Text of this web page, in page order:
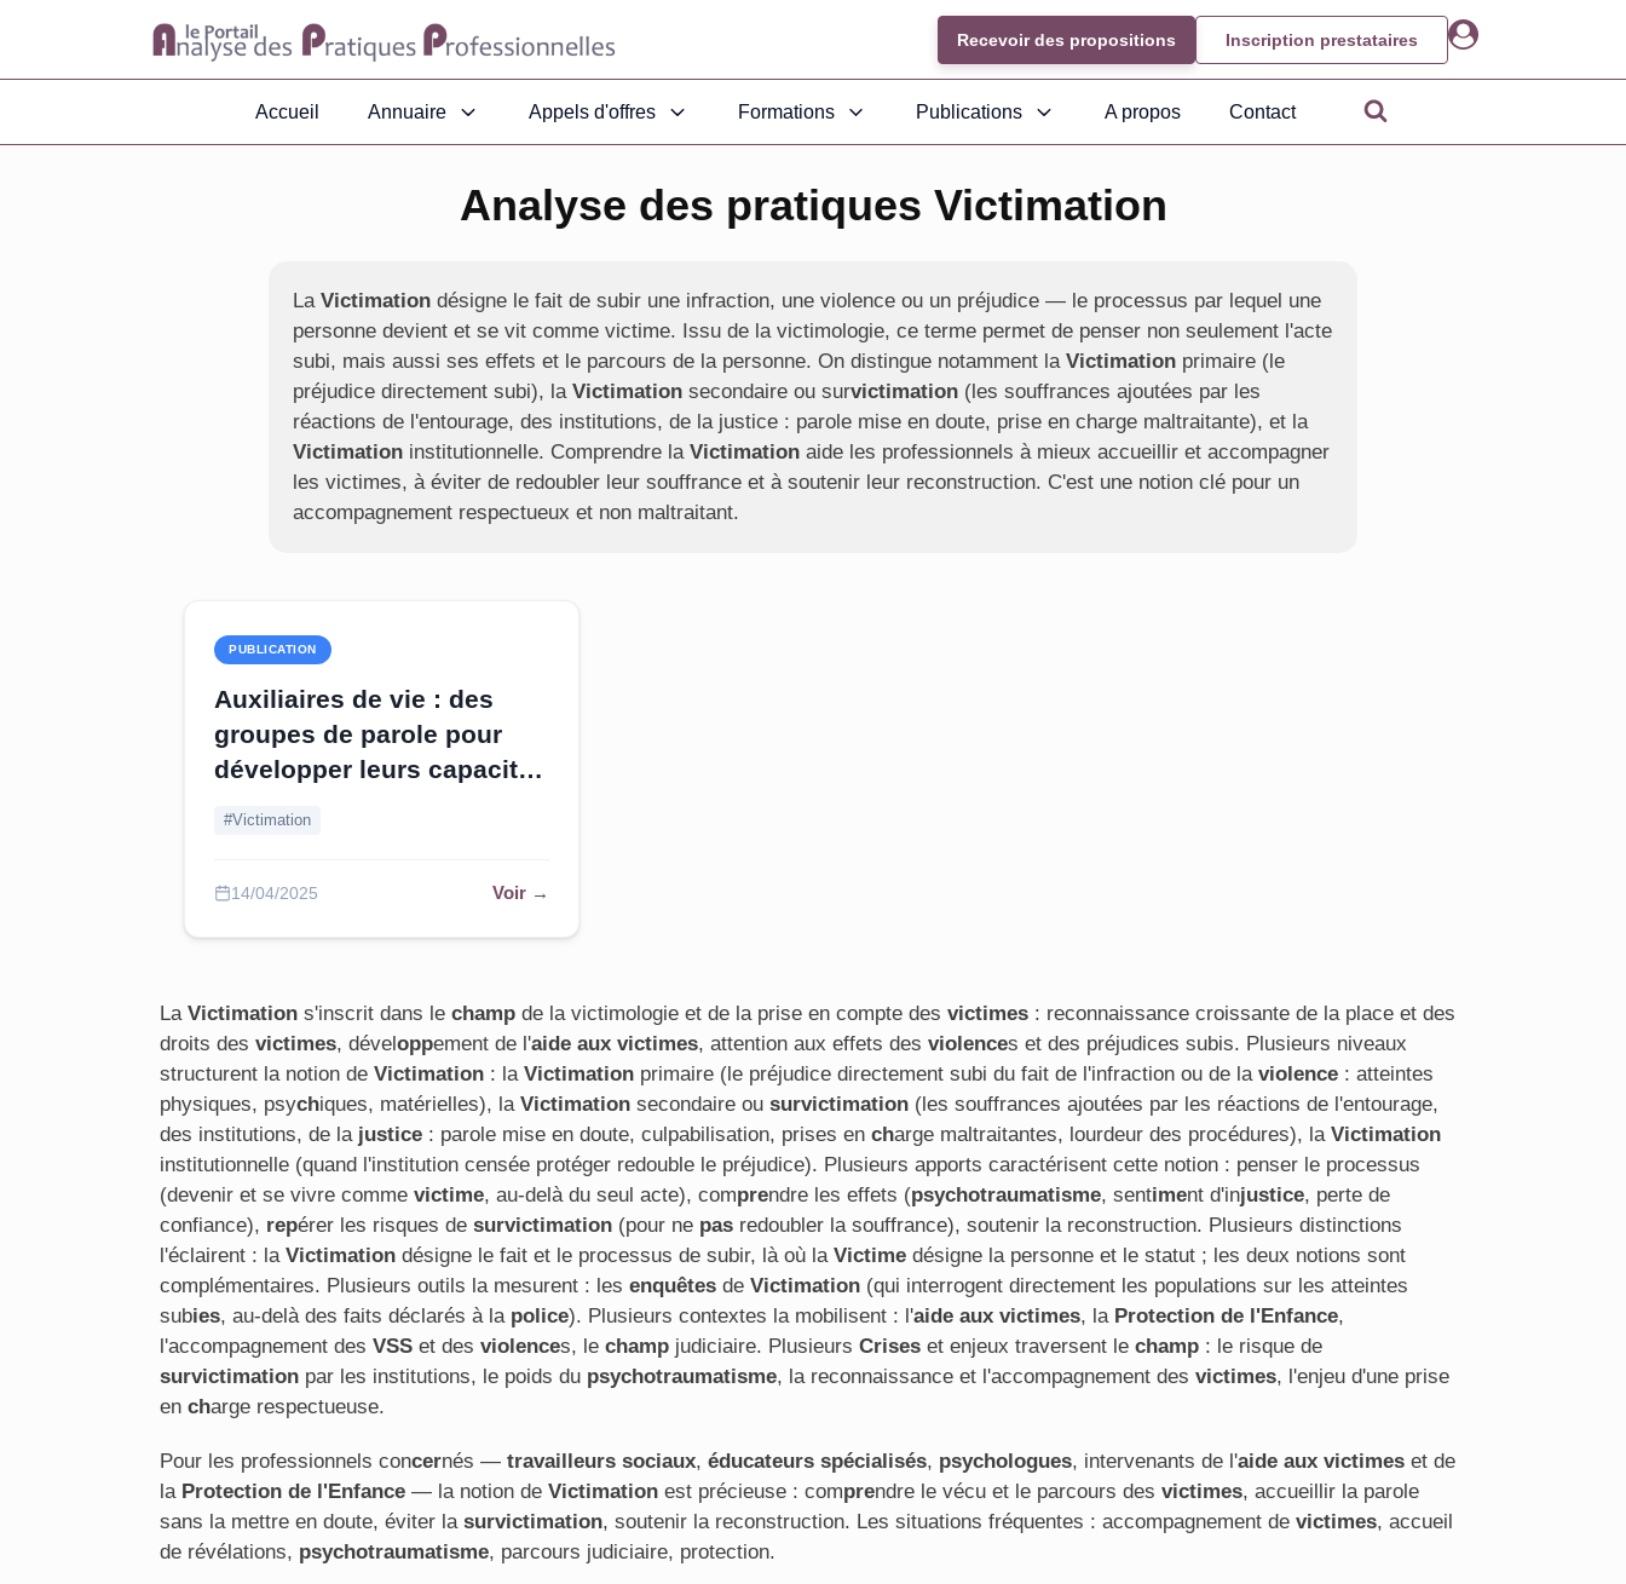
Recevoir des propositions Inscription prestataires
Accueil Annuaire Appels d'offres Formations Publications A propos Contact
Analyse des pratiques Victimation
La Victimation désigne le fait de subir une infraction, une violence ou un préjudice — le processus par lequel une
personne devient et se vit comme victime. Issu de la victimologie, ce terme permet de penser non seulement l'acte
subi, mais aussi ses effets et le parcours de la personne. On distingue notamment la Victimation primaire (le
préjudice directement subi), la Victimation secondaire ou survictimation (les souffrances ajoutées par les
réactions de l'entourage, des institutions, de la justice : parole mise en doute, prise en charge maltraitante), et la
Victimation institutionnelle. Comprendre la Victimation aide les professionnels à mieux accueillir et accompagner
les victimes, à éviter de redoubler leur souffrance et à soutenir leur reconstruction. C'est une notion clé pour un
accompagnement respectueux et non maltraitant.
PUBLICATION
Auxiliaires de vie : des
groupes de parole pour
développer leurs capacités
#Victimation
14/04/2025 Voir →
La Victimation s'inscrit dans le champ de la victimologie et de la prise en compte des victimes : reconnaissance croissante de la place et des
droits des victimes, développement de l'aide aux victimes, attention aux effets des violences et des préjudices subis. Plusieurs niveaux
structurent la notion de Victimation : la Victimation primaire (le préjudice directement subi du fait de l'infraction ou de la violence : atteintes
physiques, psychiques, matérielles), la Victimation secondaire ou survictimation (les souffrances ajoutées par les réactions de l'entourage,
des institutions, de la justice : parole mise en doute, culpabilisation, prises en charge maltraitantes, lourdeur des procédures), la Victimation
institutionnelle (quand l'institution censée protéger redouble le préjudice). Plusieurs apports caractérisent cette notion : penser le processus
(devenir et se vivre comme victime, au-delà du seul acte), comprendre les effets (psychotraumatisme, sentiment d'injustice, perte de
confiance), repérer les risques de survictimation (pour ne pas redoubler la souffrance), soutenir la reconstruction. Plusieurs distinctions
l'éclairent : la Victimation désigne le fait et le processus de subir, là où la Victime désigne la personne et le statut ; les deux notions sont
complémentaires. Plusieurs outils la mesurent : les enquêtes de Victimation (qui interrogent directement les populations sur les atteintes
subies, au-delà des faits déclarés à la police). Plusieurs contextes la mobilisent : l'aide aux victimes, la Protection de l'Enfance,
l'accompagnement des VSS et des violences, le champ judiciaire. Plusieurs Crises et enjeux traversent le champ : le risque de
survictimation par les institutions, le poids du psychotraumatisme, la reconnaissance et l'accompagnement des victimes, l'enjeu d'une prise
en charge respectueuse.
Pour les professionnels concernés — travailleurs sociaux, éducateurs spécialisés, psychologues, intervenants de l'aide aux victimes et de
la Protection de l'Enfance — la notion de Victimation est précieuse : comprendre le vécu et le parcours des victimes, accueillir la parole
sans la mettre en doute, éviter la survictimation, soutenir la reconstruction. Les situations fréquentes : accompagnement de victimes, accueil
de révélations, psychotraumatisme, parcours judiciaire, protection.